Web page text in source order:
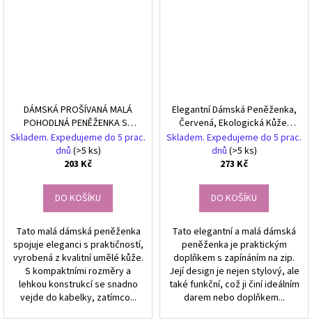
DÁMSKÁ PROŠÍVANÁ MALÁ
POHODLNÁ PENĚŽENKA SE
Zipem
Skladem. Expedujeme do 5 prac.
dnů (>5 ks)
203 Kč
DO KOŠÍKU
Tato malá dámská peněženka
spojuje eleganci s praktičností,
vyrobená z kvalitní umělé kůže.
S kompaktními rozměry a
lehkou konstrukcí se snadno
vejde do kabelky, zatímco...
Elegantní Dámská Peněženka,
Červená, Ekologická Kůže,
11x8.5x3.5 cm
Skladem. Expedujeme do 5 prac.
dnů (>5 ks)
273 Kč
DO KOŠÍKU
Tato elegantní a malá dámská
peněženka je praktickým
doplňkem s zapínáním na zip.
Její design je nejen stylový, ale
také funkční, což ji činí ideálním
darem nebo doplňkem...